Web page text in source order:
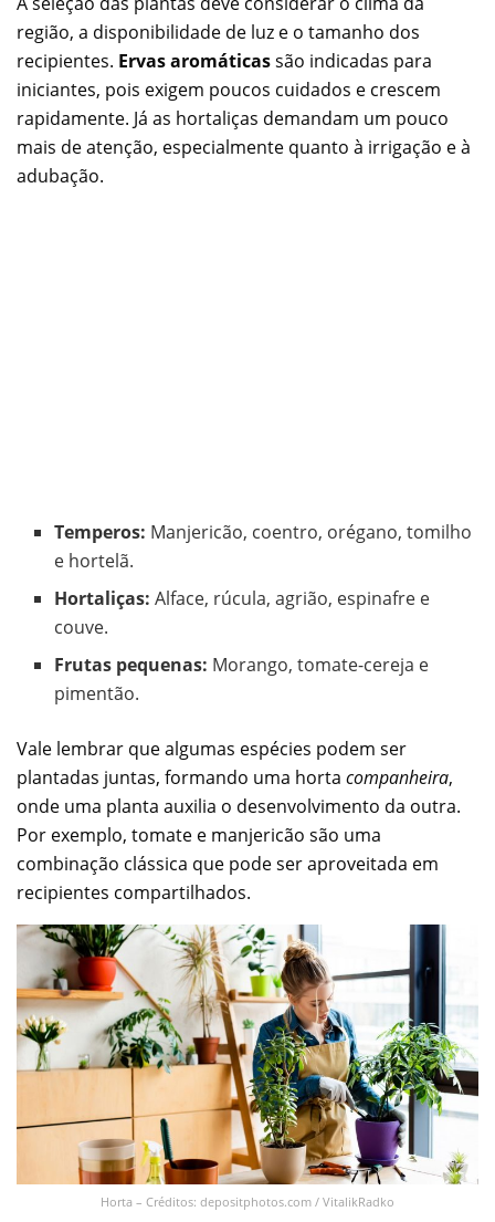
região, a disponibilidade de luz e o tamanho dos
recipientes. Ervas aromáticassão indicadas para
iniciantes, pois exigem poucos cuidados e crescem
rapidamente. Já as hortaliças demandam um pouco
mais de atenção, especialmente quanto à irrigação e à
adubação.
Temperos: Manjericão, coentro, orégano, tomilho
e hortelã.
Hortaliças: Alface, rúcula, agrião, espinafre e
couve.
Frutas pequenas: Morango, tomate-cereja e
pimentão.
Vale lembrar que algumas espécies podem ser
plantadas juntas, formando uma horta companheira,
onde uma planta auxilia o desenvolvimento da outra.
Por exemplo, tomate e manjericão são uma
combinação clássica que pode ser aproveitada em
recipientes compartilhados.
Horta – Créditos: depositphotos.com / VitalikRadko